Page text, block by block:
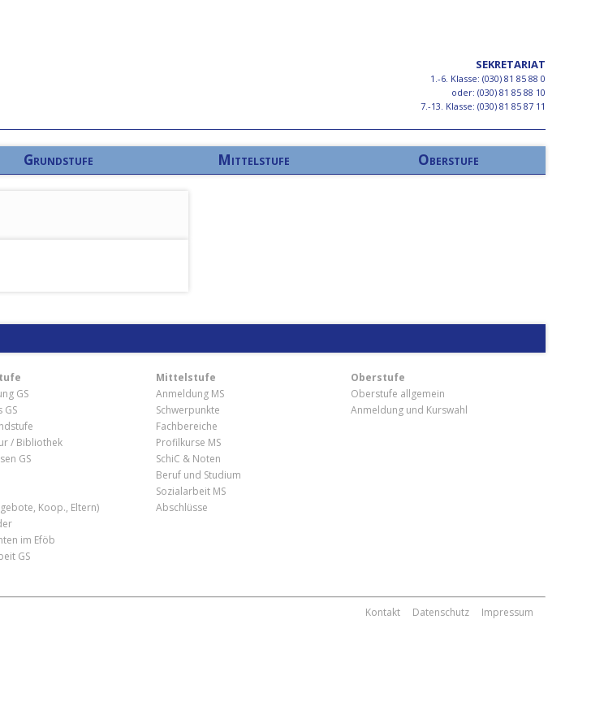
SEKRETARIAT
1.-6. Klasse: (030) 81 85 88 0
oder: (030) 81 85 88 10
7.-13. Klasse: (030) 81 85 87 11
Grundstufe Mittelstufe Oberstufe
GS
GS
/ Bibliothek
GS
Koop., Eltern)
im Eföb
GS
Mittelstufe
Anmeldung MS
Schwerpunkte
Fachbereiche
Profilkurse MS
SchiC & Noten
Beruf und Studium
Sozialarbeit MS
Abschlüsse
Oberstufe
Oberstufe allgemein
Anmeldung und Kurswahl
Kontakt Datenschutz Impressum